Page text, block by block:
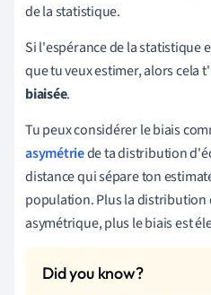
de la statistique.
Si l'espérancede la statistique
que tu veux estimer, alors cela
biaisée.
Tu peux considérer le biais
asymétriede ta distribution
distance qui sépare ton
population. Plus la
asymétrique, plus le biais est